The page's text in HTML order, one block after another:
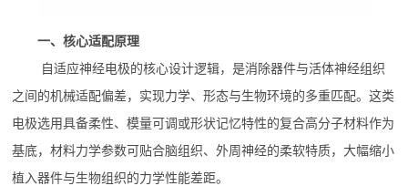
一、核心适配原理
自适应神经电极的核心设计逻辑，是消除器件与活体神经组织
之间的机械适配偏差，实现力学、形态与生物环境的多重匹配。这类
电极选用具备柔性、模量可调或形状记忆特性的复合高分子材料作为
基底，材料力学参数可贴合脑组织、外周神经的柔软特质，大幅缩小
植入器件与生物组织的力学性能差距。